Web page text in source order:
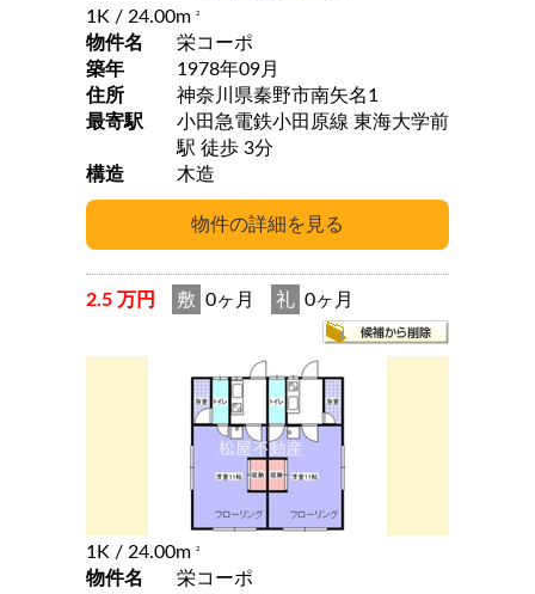
1K / 24.00m 2
物件名
栄コーポ
築年
1978年09月
住所
神奈川県秦野市南矢名1
最寄駅
小田急電鉄小田原線 東海大学前
駅 徒歩 3分
構造
木造
2.5 万円 敷 0ヶ月 礼 0ヶ月
1K / 24.00m 2
物件名
栄コーポ